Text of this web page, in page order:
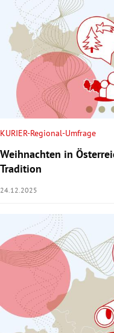
KURIER-Regional-Umfrage
Weihnachten in
Tradition
24.12.2025